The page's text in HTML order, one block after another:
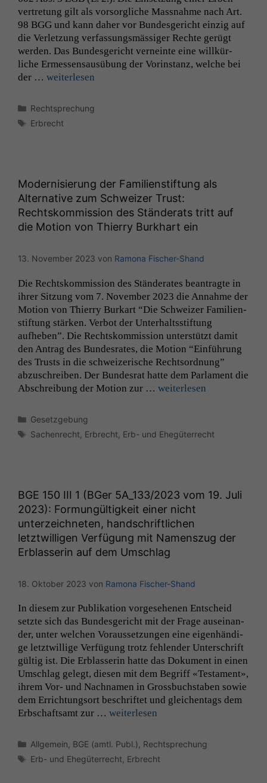
vertre­tung gilt als vor­sor­gliche Mass­nahme nach Art.
98 BGG und kann daher vor Bun­des­gericht einzig auf
die Ver­let­zung ver­fas­sungsmäs­siger Rechte gerügt
wer­den. Das Bun­des­gericht verneinte eine willkür­
liche Ermessen­sausübung der Vorin­stanz, welche bei
der … weit­er­lesen
Kategorien
Rechtsprechung
Schlagwörter
Erbrecht
Modernisierung der Familienstiftung als
Alternative zum Schweizer Trust:
Rechtskommission des Ständerats tritt auf
die Motion von Thierry Burkhart ein
13. November 2023 von Ramona Fischer-Shand
Die Recht­skom­mis­sion des Stän­der­ates beantragte in
ihrer Sitzung vom 7. Novem­ber 2023 die Annahme der
Motion von Thier­ry Burkart “Die Schweiz­er Fam­i­lien­
s­tiftung stärken. Ver­bot der Unter­haltss­tiftung
aufheben”. Die Recht­skom­mis­sion unter­stützt damit
den Antrag des Bun­desrates, die Motion “Ein­führung
des Trusts in die schweiz­erische Recht­sor­d­nung”
abzuschreiben. Der Bun­desrat hat­te dem Par­la­ment die
Abschrei­bung der Motion zur … weit­er­lesen
Kategorien
Gesetzgebung
Schlagwörter
Sachenrecht Erbrecht Erb- und Ehegüterrecht
BGE 150 III 1 (BGer 5A_133/2023 vom 19. Juli
2023): Formungültigkeit einer nicht
unterzeichneten, handschriftlichen
letztwilligen Verfügung mit Namenszug der
Erblasserin auf dem Umschlag
18. Oktober 2023 von Ramona Fischer-Shand
In diesem zur Pub­lika­tion vorge­se­henen Entscheid
set­zte sich das Bun­des­gericht mit der Frage auseinan­
der, unter welchen Voraus­set­zun­gen eine eigen­händi­
ge let­ztwillige Ver­fü­gung trotz fehlen­der Unter­schrift
gültig ist. Die Erblasserin hat­te das Doku­ment in einen
Umschlag gelegt, diesen mit dem Begriff «Tes­ta­ment»,
ihrem Vor- und Nach­na­men in Gross­buch­staben sowie
dem Errich­tung­sort beschriftet und gle­ichen­tags dem
Erb­schaft­samt zur … weit­er­lesen
Kategorien
Allgemein BGE (amtl. Publ.) Rechtsprechung
Schlagwörter
Erb- und Ehegüterrecht Erbrecht
Notwendige
optional, es
braucht sie,
damit die
Website
korrekt
angezeigt
Statistiken
Um unsere
Website zu
verbessern,
zeichnen
wir
anonyme
statistische
Daten auf.
Funktionalität
Einige
Funktionen auf